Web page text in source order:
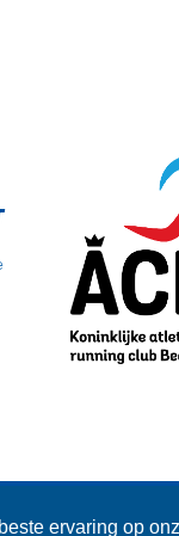
ervaring op
-Privacy Disclaimer -